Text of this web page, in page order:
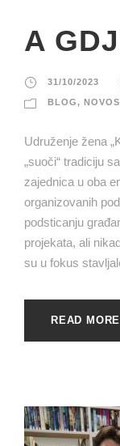
A
31/10/2023
BLOG,
Udruženje žena
„suoči“ tradiciju
zajednica u oba
organizovanih
podsticanju
projekata, ali
su u fokus
READ MORE